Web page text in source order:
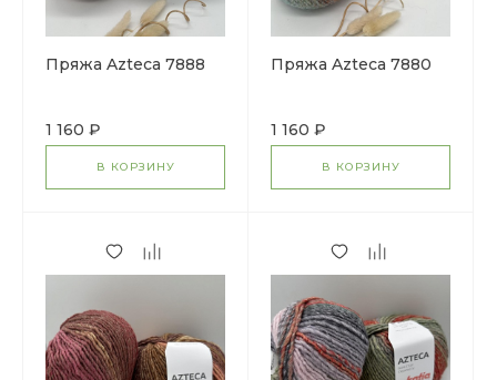
Пряжа Azteca 7888
1 160 ₽
В КОРЗИНУ
Пряжа Azteca 7880
1 160 ₽
В КОРЗИНУ